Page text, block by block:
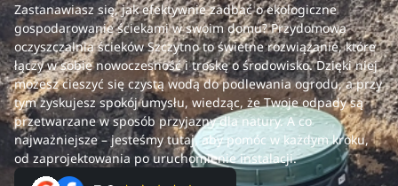
Zastanawiasz się, jak efektywnie zadbać o ekologiczne
gospodarowanie ściekami w swoim domu? Przydomowa
oczyszczalnia ścieków Szczytno to świetne rozwiązanie, które
łączy w sobie nowoczesność i troskę o środowisko. Dzięki niej
możesz cieszyć się czystą wodą do podlewania ogrodu, a przy
tym zyskujesz spokój umysłu, wiedząc, że Twoje odpady są
przetwarzane w sposób przyjazny dla natury. A co
najważniejsze – jesteśmy tutaj, aby pomóc w każdym kroku,
od zaprojektowania po uruchomienie instalacji.